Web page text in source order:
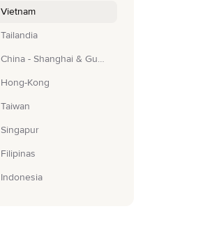
Vietnam
Tailandia
China - Shanghai & Guangzhou
Hong-Kong
Taiwan
Singapur
Filipinas
Indonesia